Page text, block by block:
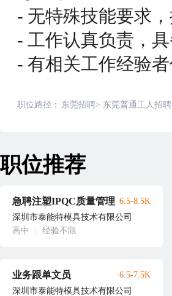
- 无特殊技能要求
- 工作认真负责，
- 有相关工作经验
职位路径： 东莞招聘> 东莞普通工人招聘
职位推荐
急聘注塑IPQC质量管理
深圳市泰能特模具技术有限公司
高中
经验不限
6.5-8.5K
业务跟单文员
深圳市泰能特模具技术有限公司
6.5-7.5K